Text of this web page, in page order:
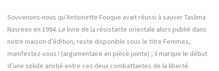
Souvenons-nous qu’Antoinette Fouque avait réussi à sauver Taslima
Nasreen en 1994. Le livre de la résistante orientale alors publié dans
notre maison d’édition, reste disponible sous le titre Femmes,
manifestez-vous ! (argumentaire en pièce jointe) ; il marque le début
d’une solide amitié entre ces deux combattantes de la liberté.